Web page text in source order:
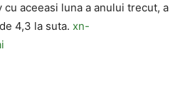
aceeasi luna a anului trecut, a
4,3 la suta. xn-